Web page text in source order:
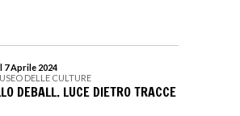
7 Aprile 2024
DELLE CULTURE
DEBALL. LUCE DIETRO TRACCE